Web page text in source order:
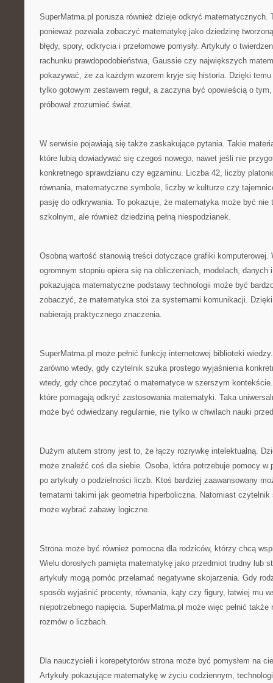
SuperMatma.pl porusza również dzieje odkryć matematycznych.
ponieważ pozwala zobaczyć matematykę jako dziedzinę
błędy, spory, odkrycia i przełomowe pomysły. Artykuły o
rachunku prawdopodobieństwa, Gaussie czy największych
pokazywać, że za każdym wzorem kryje się historia. Dzięki
tylko gotowym zestawem reguł, a zaczyna być opowieścią o
próbował zrozumieć świat.
W serwisie pojawiają się także zaskakujące pytania. Takie
które lubią dowiadywać się czegoś nowego, nawet jeśli nie
konkretnego sprawdzianu czy egzaminu. Liczba 42, liczby
równania, matematyczne symbole, liczby w kulturze czy
pasję do odkrywania. To pokazuje, że matematyka może być nie
szkolnym, ale również dziedziną pełną niespodzianek.
Osobną wartość stanowią treści dotyczące grafiki komputerowej.
ogromnym stopniu opiera się na obliczeniach, modelach, danych
pokazująca matematyczne podstawy technologii może być
zobaczyć, że matematyka stoi za systemami komunikacji.
nabierają praktycznego znaczenia.
SuperMatma.pl może pełnić funkcję internetowej biblioteki
zarówno wtedy, gdy czytelnik szuka prostego wyjaśnienia
wtedy, gdy chce poczytać o matematyce w szerszym
które pomagają odkryć zastosowania matematyki. Taka
może być odwiedzany regularnie, nie tylko w chwilach nauki
Dużym atutem strony jest to, że łączy rozrywkę intelektualną.
może znaleźć coś dla siebie. Osoba, która potrzebuje pomocy w
po artykuły o podzielności liczb. Ktoś bardziej zaawansowany
tematami takimi jak geometria hiperboliczna. Natomiast
może wybrać zabawy logiczne.
Strona może być również pomocna dla rodziców, którzy chcą
Wielu dorosłych pamięta matematykę jako przedmiot trudny lub
artykuły mogą pomóc przełamać negatywne skojarzenia. Gdy
sposób wyjaśnić procenty, równania, kąty czy figury, łatwiej mu
niepotrzebnego napięcia. SuperMatma.pl może więc pełnić także
rozmów o liczbach.
Dla nauczycieli i korepetytorów strona może być pomysłem na
Artykuły pokazujące matematykę w życiu codziennym,